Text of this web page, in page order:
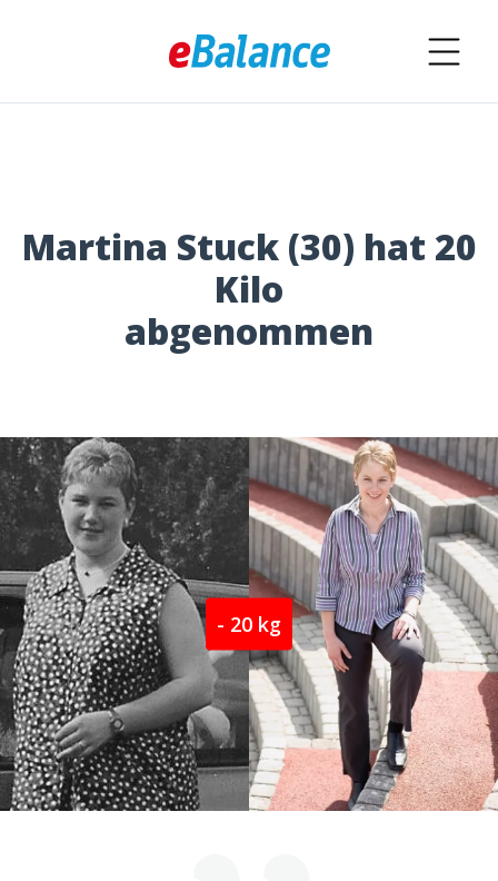
Martina Stuck (30) hat 20
Kilo
abgenommen
- 20 kg